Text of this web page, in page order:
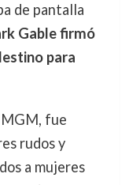
de pantalla
Gable firmó
para
fue
rudos y
a mujeres